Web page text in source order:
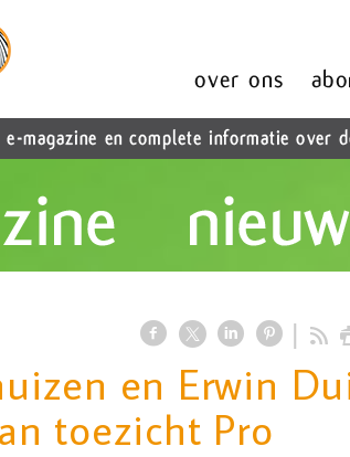
en Erwin
toezicht Pro